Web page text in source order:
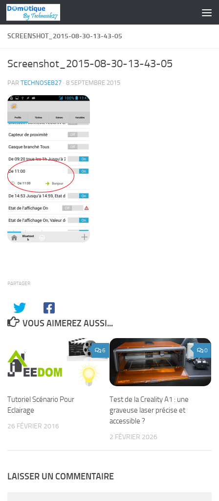
Skip to content
SCREENSHOT_2015-08-30-13-43-05
Screenshot_2015-08-30-13-43-05
PAR TECHNOSEB27 · 8 SEPTEMBRE 2015
PARTAGER
VOUS AIMEREZ AUSSI...
6
Tutoriel Scénario Pour
Eclairage
26 FÉVRIER 2016
0
Test de la Creality A1 : une
graveuse laser précise et
accessible ?
2 FÉVRIER 2026
LAISSER UN COMMENTAIRE